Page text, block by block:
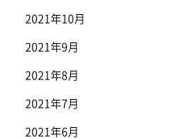
2021年10月
2021年9月
2021年8月
2021年7月
2021年6月